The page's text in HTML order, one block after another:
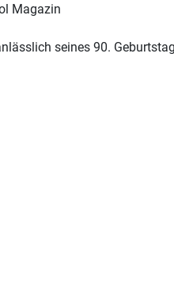
Magazin
seines 90.